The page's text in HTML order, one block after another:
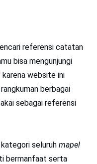
referensi catatan
bisa mengunjungi
karena website ini
berbagai
sebagai referensi
seluruh mapel
bermanfaat serta